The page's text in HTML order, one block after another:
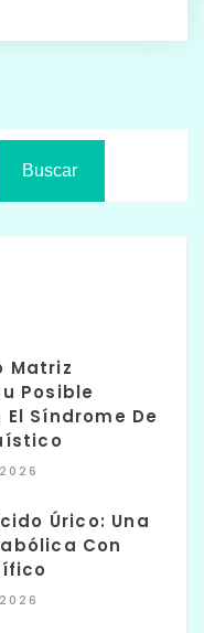
Buscar
Matriz
Posible
Síndrome De
Úrico: Una
Con